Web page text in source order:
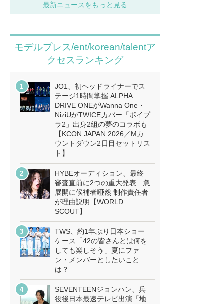
最新ニュースをもっと見る
モデルプレス/ent/korean/talentア
クセスランキング
JO1、初ヘッドライナーでス
テージ1時間掌握 ALPHA
DRIVE ONEがWanna One・
NiziUがTWICEカバー「ボイプ
ラ2」出身2組の夢のコラボも
【KCON JAPAN 2026／Mカ
ウントダウン2日目セットリス
ト】
HYBEオーディション、最終
審査直前に2つの重大発表…急
展開に候補者唖然 制作責任者
が理由説明【WORLD
SCOUT】
TWS、約1年ぶり日本ショー
ケース「42の皆さんとは何を
しても楽しそう」夏にファ
ン・メンバーとしたいこと
は？
SEVENTEENジョンハン、兵
役後日本最速テレビ出演「地